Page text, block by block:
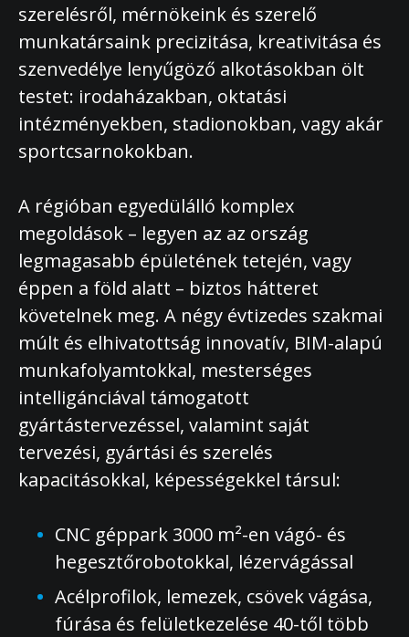
szerelésről, mérnökeink és szerelő
munkatársaink precizitása, kreativitása és
szenvedélye lenyűgöző alkotásokban ölt
testet: irodaházakban, oktatási
intézményekben, stadionokban, vagy akár
sportcsarnokokban.
A régióban egyedülálló komplex
megoldások – legyen az az ország
legmagasabb épületének tetején, vagy
éppen a föld alatt – biztos hátteret
követelnek meg. A négy évtizedes szakmai
múlt és elhivatottság innovatív, BIM-alapú
munkafolyamtokkal, mesterséges
intelligánciával támogatott
gyártástervezéssel, valamint saját
tervezési, gyártási és szerelés
kapacitásokkal, képességekkel társul:
CNC géppark 3000 m²-en vágó- és
hegesztőrobotokkal, lézervágással
Acélprofilok, lemezek, csövek vágása,
fúrása és felületkezelése 40-től több